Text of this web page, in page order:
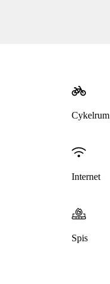
Cykelrum
Internet
Spis